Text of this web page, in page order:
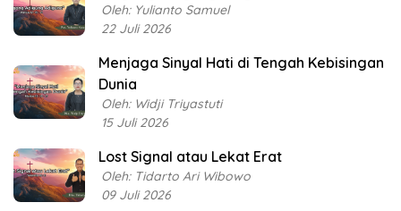
Oleh: Yulianto Samuel
22 Juli 2026
Menjaga Sinyal Hati di Tengah Kebisingan
Dunia
Oleh: Widji Triyastuti
15 Juli 2026
Lost Signal atau Lekat Erat
Oleh: Tidarto Ari Wibowo
09 Juli 2026